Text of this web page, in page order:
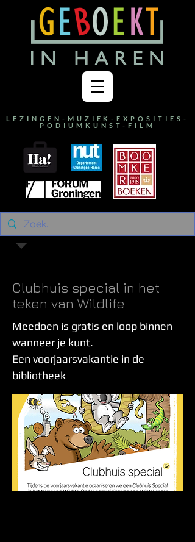
LEZINGEN-MUZIEK-EXPOSITIES-
PODIUMKUNST-FILM
Clubhuis special in het
teken van Wildlife
Meedoen is gratis en loop binnen
wanneer je kunt.
Een voorjaarsvakantie in de
bibliotheek